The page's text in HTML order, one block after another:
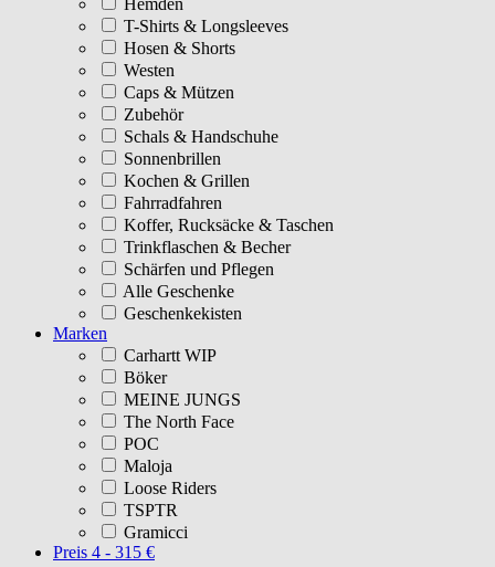
T-Shirts & Longsleeves
Hosen & Shorts
Westen
Caps & Mützen
Zubehör
Schals & Handschuhe
Sonnenbrillen
Kochen & Grillen
Fahrradfahren
Koffer, Rucksäcke & Taschen
Trinkflaschen & Becher
Schärfen und Pflegen
Alle Geschenke
Geschenkekisten
Marken
Carhartt WIP
Böker
MEINE JUNGS
The North Face
POC
Maloja
Loose Riders
TSPTR
Gramicci
Preis 4 - 315 €